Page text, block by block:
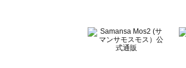
BETTY'S BLUE（べティーズブ
Wpc.（ワールドパーティー）の一